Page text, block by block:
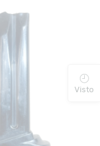
Visto